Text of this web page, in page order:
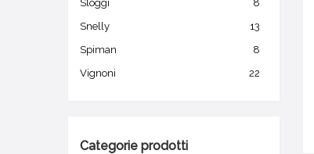
Sloggi
8
Snelly
13
Spiman
8
Vignoni
22
Categorie prodotti